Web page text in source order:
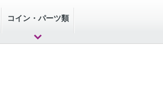
コイン・パーツ類